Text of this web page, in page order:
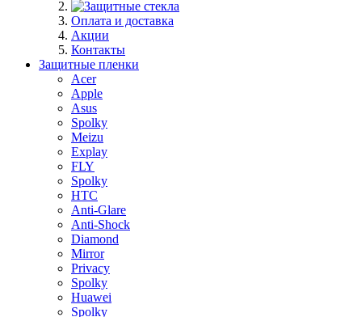
Оплата и доставка
Акции
Контакты
Защитные пленки
Acer
Apple
Asus
Spolky
Meizu
Explay
FLY
Spolky
HTC
Anti-Glare
Anti-Shock
Diamond
Mirror
Privacy
Spolky
Huawei
Spolky